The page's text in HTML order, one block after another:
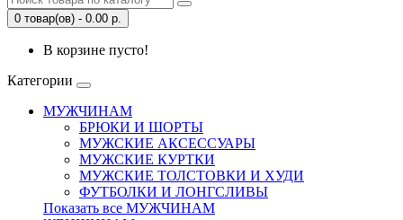
0 товар(ов) - 0.00 р.
В корзине пусто!
Категории
МУЖЧИНАМ
БРЮКИ И ШОРТЫ
МУЖСКИЕ АКСЕССУАРЫ
МУЖСКИЕ КУРТКИ
МУЖСКИЕ ТОЛСТОВКИ И ХУДИ
ФУТБОЛКИ И ЛОНГСЛИВЫ
Показать все МУЖЧИНАМ